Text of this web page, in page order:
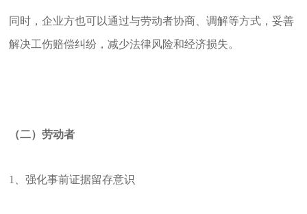
同时，企业方也可以通过与劳动者协商、调解等方式，妥善
解决工伤赔偿纠纷，减少法律风险和经济损失。
（二）劳动者
1、强化事前证据留存意识